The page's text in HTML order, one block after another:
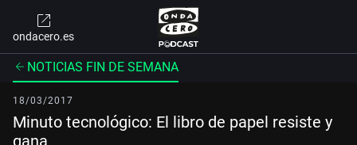
ondacero.es
NOTICIAS FIN DE SEMANA
18/03/2017
Minuto tecnológico: El libro de papel resiste y
gana